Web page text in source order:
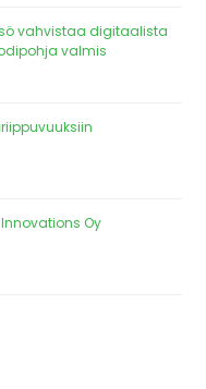
vahvistaa digitaalista
valmis
Oy